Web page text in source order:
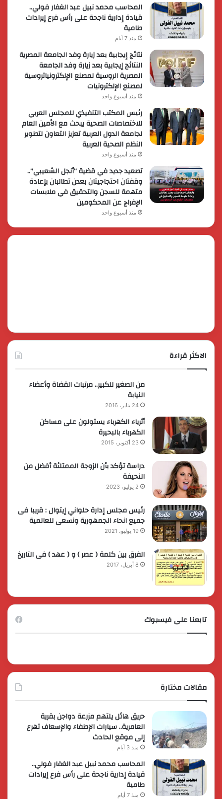
المحاسب محمد نبيل عبد الغفار فولي..
قيادة إدارية ناجحة على رأس فرع إيرادات
طامية
منذ 7 أيام
نتائج إيجابية بعد زيارة وفد الجامعة المصرية
النتائج إيجابية بعد زيارة وفد الجامعة
المصرية الروسية لمصنع الإلكترونياتروسية
لمصنع الإلكترونيات
منذ أسبوع واحد
رئيس المكتب التنفيذي للمجلس العربي
للاختصاصات الصحية يبحث مع الأمين العام
لجامعة الدول العربية تعزيز التعاون لتطوير
النظم الصحية العربية
منذ أسبوع واحد
تصعيد جديد في قضية “أنجل الشعيبي”..
وقفتان احتجاجيتان بعدن تطالبان بإعادة
متهمة للسجن والتحقيق في ملابسات
الإفراج عن المحكومين
منذ أسبوع واحد
الاكثر قراءة
من الصغير للكبير.. مرتبات القضاة وأعضاء
النيابة
24 يناير، 2016
أثرياء الكهرباء يستولون على مساكن
الكهرباء بالبحيرة
23 أكتوبر، 2015
دراسة تؤكد بأن الزوجة الممتلئة أفضل من
النحيفة
2 يوليو، 2023
رئيس مجلس إدارة حلواني إيتوال : قريبا فى
جميع انحاء الجمهورية ونسعى للعالمية
19 يوليو، 2021
الفرق بين كلمة ( عصر ) و ( عهد ) فى التاريخ
8 أبريل، 2017
تابعنا على فيسبوك
مقالات مختارة
حريق هائل يلتهم مزرعة دواجن بقرية
العامرية.. سيارات الإطفاء والإسعاف تهرع
إلى موقع الحادث
منذ 3 أيام
المحاسب محمد نبيل عبد الغفار فولي..
قيادة إدارية ناجحة على رأس فرع إيرادات
طامية
منذ 7 أيام